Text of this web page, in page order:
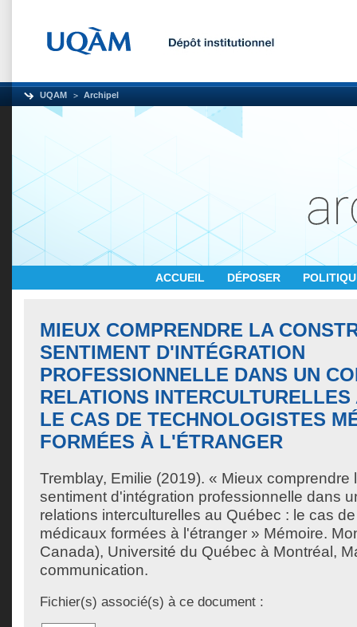
UQAM Archipel
ACCUEIL DÉPOSER
MIEUX COMPRENDRE LA
SENTIMENT D'INTÉGRATION
PROFESSIONNELLE DANS UN
RELATIONS
LE CAS DE TECHNOLOGISTES
FORMÉES À L'ÉTRANGER
Tremblay, Emilie (2019). « Mieux comprendre
sentiment d'intégration professionnelle dans
relations interculturelles au Québec : le cas
médicaux formées à l'étranger » Mémoire.
Canada), Université du Québec à Montréal,
communication.
Fichier(s) associé(s) à ce document :